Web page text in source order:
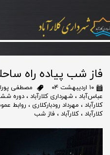
فاز شب پیاده راه
۱۰ اردیبهشت ۰۴ مصطفی
عباس‌آباد ، شهرداری کلارآباد ، دوره
کلارآباد ، مهرداد رودبارکلاری ، روابط
کلارآباد ، کلارآباد ، فاز شب